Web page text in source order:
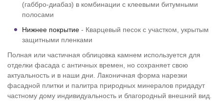
(габбро-диабаз) в комбинации с клеевыми битумными
полосами
Нижнее покрытие - Кварцевый песок с участком, укрытым
защитными пленками
Полная или частичная облицовка камнем используется для
отделки фасада с античных времен, но сохраняет свою
актуальность и в наши дни. Лаконичная форма нарезки
фасадной плитки и палитра природных минералов придадут
частному дому индивидуальность и благородный внешний вид.